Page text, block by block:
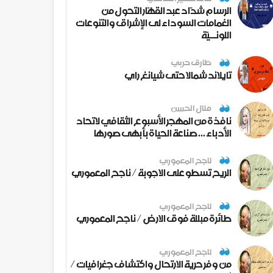
الرسام شدّاد عبد القهّار التحول من
الغمامات السوداء لى الإشراق والتنوعات
اللونــيّة
طارق حربي
تايلاند شمالا حتى شيانغ راي
منال الحسن
نافذة من المهجر الأسبوع الثقافي لاتحاد
الأدباء ... صناعة الحياة بأبهى صورها
ناجح المعموري
الريح تسطو على الاجوبة / ناجح المعموري
ناجح المعموري
طائرة مبللة فوق الارض / ناجح المعموري
ناجح المعموري
من وفر حرية الارتحال واكتشاف جغرافيات /